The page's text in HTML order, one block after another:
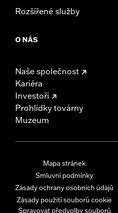
Rozšířené služby
O NÁS
Naše společnost
Kariéra
Investoři
Prohlídky továrny
Muzeum
Mapa stránek
Smluvní podmínky
Zásady ochrany osobních údajů
Zásady použití souborů cookie
Spravovat předvolby souborů